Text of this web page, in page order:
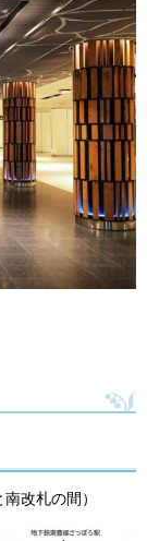
改札の間）